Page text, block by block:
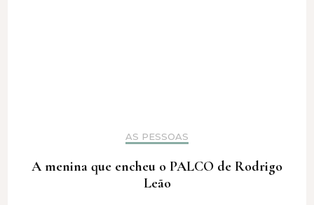
AS PESSOAS
A menina que encheu o PALCO de Rodrigo
Leão